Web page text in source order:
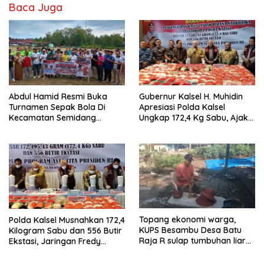
Baca Juga
Abdul Hamid Resmi Buka
Turnamen Sepak Bola Di
Kecamatan Semidang
Tahun 2026
Gubernur Kalsel H. Muhidin
Apresiasi Polda Kalsel
Ungkap 172,4 Kg Sabu, Ajak
Polda Kalsel Musnahkan 172,4
Kilogram Sabu dan 556 Butir
Ekstasi, Jaringan Fredy
Topang ekonomi warga,
KUPS Besambu Desa Batu
Raja R sulap tumbuhan liar